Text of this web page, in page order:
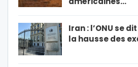
Iran : l’ONU se
la hausse des